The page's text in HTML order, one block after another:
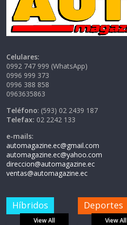
Celulares:
0992 747 999 (WhatsApp)
0996 999 373
0996 388 858
0963635863
Teléfono: (593) 02 2439 187
Telefax: 02 2242 133
e-mails:
automagazine.ec@gmail.com
automagazine.ec@yahoo.com
direccion@automagazine.ec
ventas@automagazine.ec
Híbridos
View All
Deportes
View All